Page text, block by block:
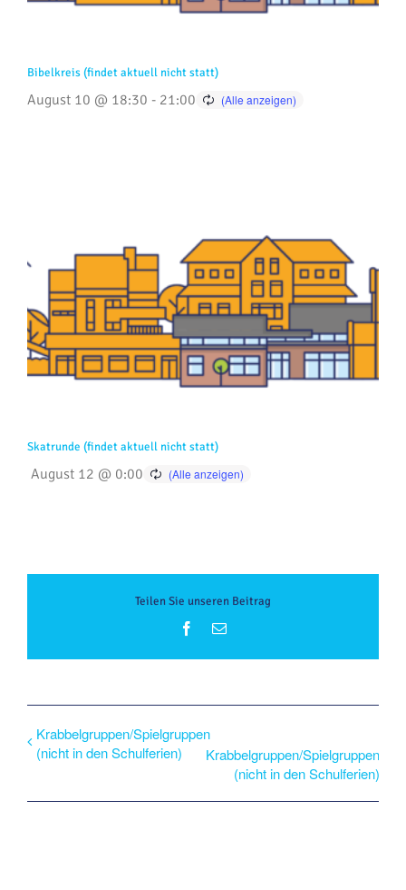
Bibelkreis (findet aktuell nicht statt)
August 10 @ 18:30 - 21:00
Skatrunde (findet aktuell nicht statt)
August 12 @ 0:00
Teilen Sie unseren Beitrag
Facebook
E-
Krabbelgruppen/Spielgruppen
(nicht in den Schulferien)
Krabbelgruppen/Spielgruppen
(nicht in den Schulferien)